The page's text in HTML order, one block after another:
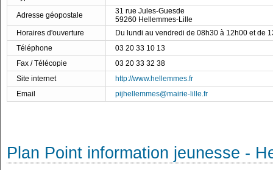
Adresse géopostale
31 rue Jules-Guesde
59260 Hellemmes-Lille
Horaires d'ouverture
Du lundi au vendredi de 08h30 à 12h00 et de
Téléphone
03 20 33 10 13
Fax / Télécopie
03 20 33 32 38
Site internet
http://www.hellemmes.fr
Email
pijhellemmes@mairie-lille.fr
Plan Point information jeunesse -